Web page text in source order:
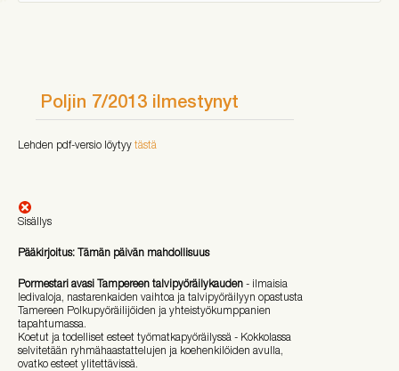
Poljin 7/2013 ilmestynyt
Lehden pdf-versio löytyy tästä
Sisällys
Pääkirjoitus: Tämän päivän mahdollisuus
Pormestari avasi Tampereen talvipyöräilykauden - ilmaisia
ledivaloja, nastarenkaiden vaihtoa ja talvipyöräilyyn opastusta
Tamereen Polkupyöräilijöiden ja yhteistyökumppanien
tapahtumassa.
Koetut ja todelliset esteet työmatkapyöräilyssä - Kokkolassa
selvitetään ryhmähaastattelujen ja koehenkilöiden avulla,
ovatko esteet ylitettävissä.